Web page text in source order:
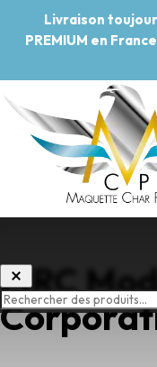
Livraison
PREMIUM en
MRC